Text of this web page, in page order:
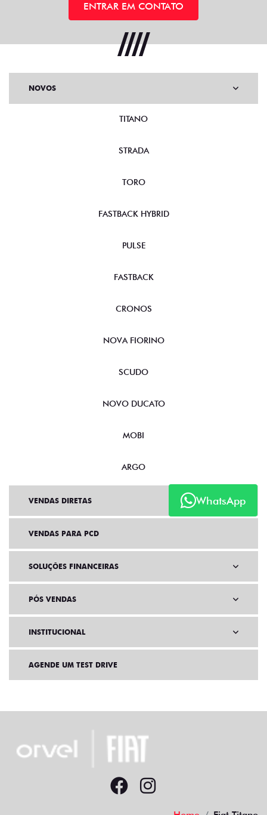
ENTRAR EM CONTATO
WhatsApp
NOVOS
TITANO
STRADA
TORO
FASTBACK HYBRID
PULSE
FASTBACK
CRONOS
NOVA FIORINO
SCUDO
NOVO DUCATO
MOBI
ARGO
VENDAS DIRETAS
VENDAS PARA PCD
SOLUÇÕES FINANCEIRAS
PÓS VENDAS
INSTITUCIONAL
AGENDE UM TEST DRIVE